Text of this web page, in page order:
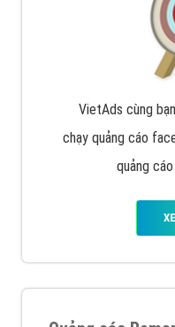
Google Ads là hình
tài trợ có chữ Ad